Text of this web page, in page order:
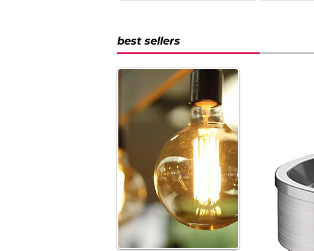
best sellers